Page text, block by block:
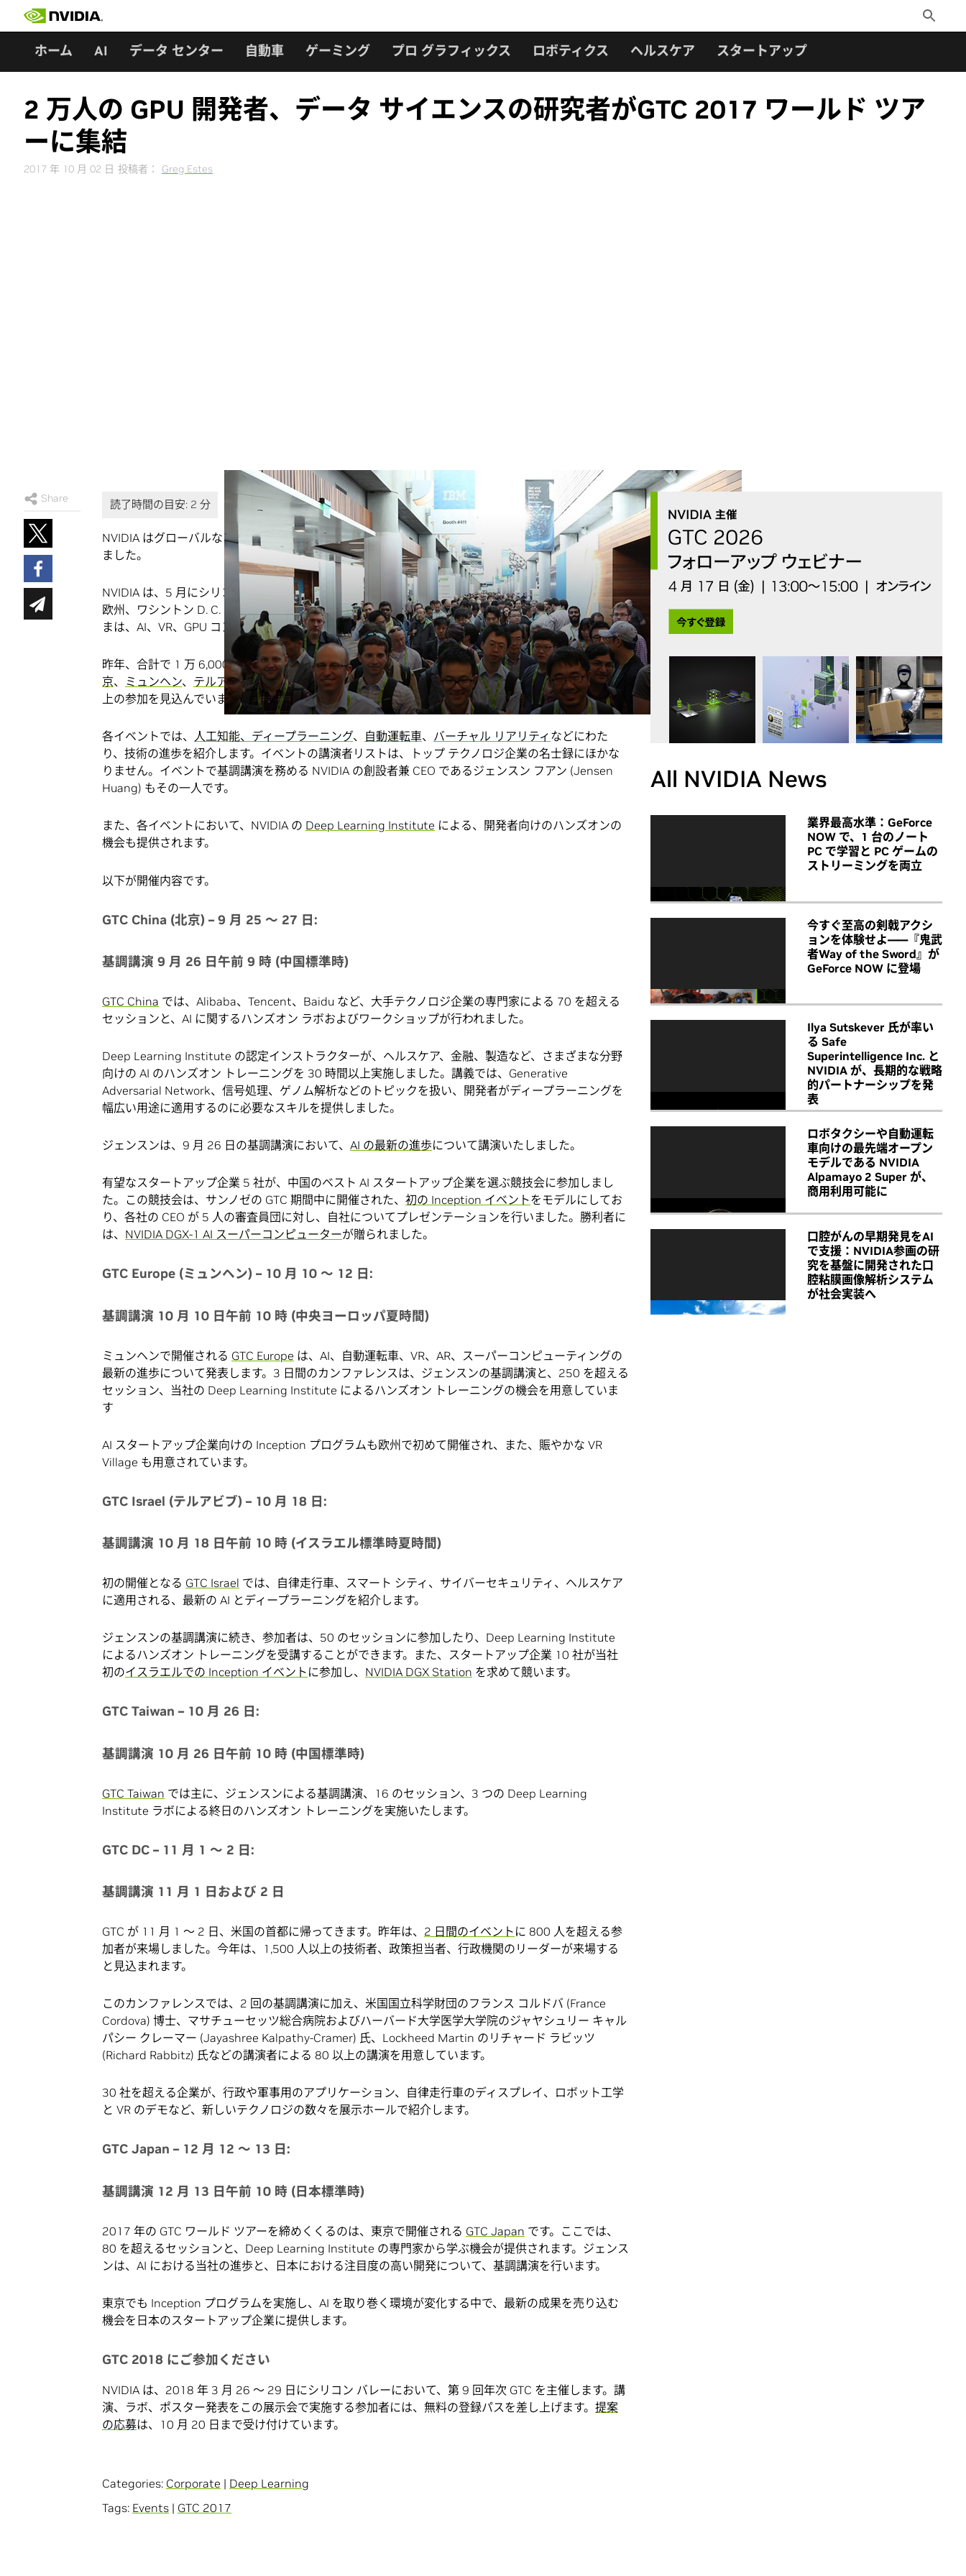
Toggle
Search
ホーム AI データ センター 自動車 ゲーミング プロ グラフィックス ロボティクス ヘルスケア スタートアップ
2 万人の GPU 開発者、データ サイエンスの研究者がGTC 2017 ワールド ツア
ーに集結
2017 年 10 月 02 日 投稿者： Greg Estes
Share
NVIDIA はグローバルなGPU テクノロジ カンファレンス
を開催しています。今週、中国北京で開幕し
ました。
NVIDIA は、5 月にシリコン バレーで開催されたこれまでで最大の GTC に続いて、今年の秋、アジア、
欧州、ワシントン D. C. で大規模なカンファレンスを主催します。これにより、開発者や研究者の皆さ
まは、AI、VR、GPU コンピューティングにおける最新の成果を容易に知ることができます。
昨年、合計で 1 万 6,000 人を超える開発者や研究者が NVIDIA の GTC に参加しました。今年は、北
京、 ミュンヘン、 テルアビブ、台北、ワシントン D.C.、東京 で予定されているイベントに、2 万人以
上の参加を見込んでいます。詳細や登録については、全スケジュールをご確認ください。
各イベントでは、 人工知能、ディープラーニング、 自動運転車、 バーチャル リアリティ などにわた
り、技術の進歩を紹介します。イベントの講演者リストは、トップ テクノロジ企業の名士録にほかな
りません。イベントで基調講演を務める NVIDIA の創設者兼 CEO であるジェンスン フアン (Jensen
Huang) もその一人です。
また、各イベントにおいて、NVIDIA の Deep Learning Institute による、開発者向けのハンズオンの
機会も提供されます。
以下が開催内容です。
GTC China (北京) – 9 月 25 ～ 27 日:
基調講演 9 月 26 日午前 9 時 (中国標準時)
GTC China では、Alibaba、Tencent、Baidu など、大手テクノロジ企業の専門家による 70 を超える
セッションと、AI に関するハンズオン ラボおよびワークショップが行われました。
Deep Learning Institute の認定インストラクターが、ヘルスケア、金融、製造など、さまざまな分野
向けの AI のハンズオン トレーニングを 30 時間以上実施しました。講義では、Generative
Adversarial Network、信号処理、ゲノム解析などのトピックを扱い、開発者がディープラーニングを
幅広い用途に適用するのに必要なスキルを提供しました。
ジェンスンは、9 月 26 日の基調講演において、 AI の最新の進歩について講演いたしました。
有望なスタートアップ企業 5 社が、中国のベスト AI スタートアップ企業を選ぶ競技会に参加しまし
た。この競技会は、サンノゼの GTC 期間中に開催された、 初の Inception イベントをモデルにしてお
り、各社の CEO が 5 人の審査員団に対し、自社についてプレゼンテーションを行いました。勝利者に
は、 NVIDIA DGX-1 AI スーパーコンピューターが贈られました。
GTC Europe (ミュンヘン) – 10 月 10 ～ 12 日:
基調講演 10 月 10 日午前 10 時 (中央ヨーロッパ夏時間)
ミュンヘンで開催される GTC Europe は、AI、自動運転車、VR、AR、スーパーコンピューティングの
最新の進歩について発表します。3 日間のカンファレンスは、ジェンスンの基調講演と、250 を超える
セッション、当社の Deep Learning Institute によるハンズオン トレーニングの機会を用意していま
す
AI スタートアップ企業向けの Inception プログラムも欧州で初めて開催され、また、賑やかな VR
Village も用意されています。
GTC Israel (テルアビブ) – 10 月 18 日:
基調講演 10 月 18 日午前 10 時 (イスラエル標準時夏時間)
初の開催となる GTC Israel では、自律走行車、スマート シティ、サイバーセキュリティ、ヘルスケア
に適用される、最新の AI とディープラーニングを紹介します。
ジェンスンの基調講演に続き、参加者は、50 のセッションに参加したり、Deep Learning Institute
によるハンズオン トレーニングを受講することができます。また、スタートアップ企業 10 社が当社
初のイスラエルでの Inception イベント に参加し、 NVIDIA DGX Station を求めて競います。
GTC Taiwan – 10 月 26 日:
基調講演 10 月 26 日午前 10 時 (中国標準時)
GTC Taiwan では主に、ジェンスンによる基調講演、16 のセッション、3 つの Deep Learning
Institute ラボによる終日のハンズオン トレーニングを実施いたします。
GTC DC – 11 月 1 ～ 2 日:
基調講演 11 月 1 日および 2 日
GTC が 11 月 1 ～ 2 日、米国の首都に帰ってきます。昨年は、 2 日間のイベント に 800 人を超える参
加者が来場しました。今年は、1,500 人以上の技術者、政策担当者、行政機関のリーダーが来場する
と見込まれます。
このカンファレンスでは、2 回の基調講演に加え、米国国立科学財団のフランス コルドバ (France
Cordova) 博士、マサチューセッツ総合病院およびハーバード大学医学大学院のジャヤシュリー キャル
パシー クレーマー (Jayashree Kalpathy-Cramer) 氏、Lockheed Martin のリチャード ラビッツ
(Richard Rabbitz) 氏などの講演者による 80 以上の講演を用意しています。
30 社を超える企業が、行政や軍事用のアプリケーション、自律走行車のディスプレイ、ロボット工学
と VR のデモなど、新しいテクノロジの数々を展示ホールで紹介します。
GTC Japan – 12 月 12 ～ 13 日:
基調講演 12 月 13 日午前 10 時 (日本標準時)
2017 年の GTC ワールド ツアーを締めくくるのは、東京で開催される GTC Japan です。ここでは、
80 を超えるセッションと、Deep Learning Institute の専門家から学ぶ機会が提供されます。ジェンス
ンは、AI における当社の進歩と、日本における注目度の高い開発について、基調講演を行います。
東京でも Inception プログラムを実施し、AI を取り巻く環境が変化する中で、最新の成果を売り込む
機会を日本のスタートアップ企業に提供します。
GTC 2018 にご参加ください
NVIDIA は、2018 年 3 月 26 ～ 29 日にシリコン バレーにおいて、第 9 回年次 GTC を主催します。講
演、ラボ、ポスター発表をこの展示会で実施する参加者には、無料の登録パスを差し上げます。 提案
の応募は、10 月 20 日まで受け付けています。
Categories: Corporate | Deep Learning
Tags: Events | GTC 2017
All NVIDIA News
業界最高水準：GeForce
NOW で、1 台のノート
PC で学習と PC ゲームの
ストリーミングを両立
今すぐ至高の剣戟アクシ
ョンを体験せよ――『鬼武
者Way of the Sword』が
GeForce NOW に登場
Ilya Sutskever 氏が率い
る Safe
Superintelligence Inc. と
NVIDIA が、長期的な戦略
的パートナーシップを発
表
ロボタクシーや自動運転
車向けの最先端オープン
モデルである NVIDIA
Alpamayo 2 Super が、
商用利用可能に
口腔がんの早期発見をAI
で支援：NVIDIA参画の研
究を基盤に開発された口
腔粘膜画像解析システム
が社会実装へ